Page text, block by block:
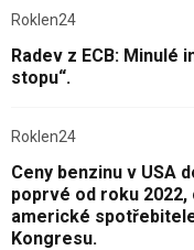
Roklen24
Radev z ECB: Minulé
stopu“.
Roklen24
Ceny benzinu v USA
poprvé od roku 2022,
americké
Kongresu.